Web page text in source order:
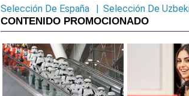
Selección De España | Selección De